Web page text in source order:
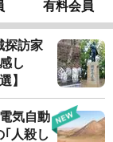
有料会員
探訪家
し
】
気自動
人殺し